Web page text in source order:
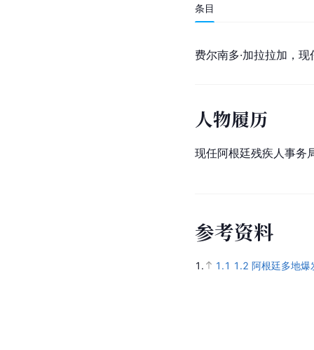
条目
费尔南多·加拉拉加，现
人物履历
现任阿根廷残疾人事务
参考资料
1. 1.1 1.2 阿根廷多地爆